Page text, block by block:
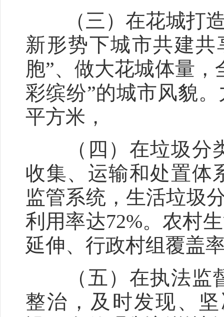
（三）在花城打造
新形势下城市共建
胞”、做大花城体量
彩缤纷”的城市风貌
平方米，
（四）在垃圾分类
收集、运输和处置体
监管系统，生活垃圾
利用率达72%。农村
延伸、行政村组覆盖
（五）在执法监督
整治，及时发现、